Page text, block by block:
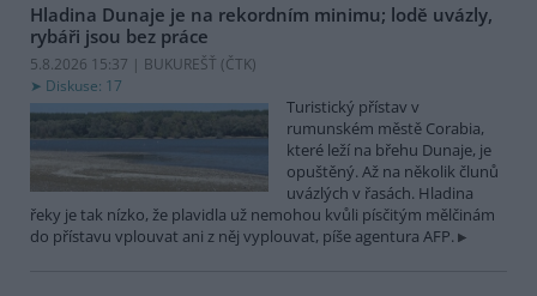
Hladina Dunaje je na rekordním minimu; lodě uvázly,
rybáři jsou bez práce
5.8.2026 15:37 | BUKUREŠŤ (ČTK)
Diskuse: 17
Turistický přístav v
rumunském městě Corabia,
které leží na břehu Dunaje, je
opuštěný. Až na několik člunů
uvázlých v řasách. Hladina
řeky je tak nízko, že plavidla už nemohou kvůli písčitým mělčinám
do přístavu vplouvat ani z něj vyplouvat, píše agentura AFP.